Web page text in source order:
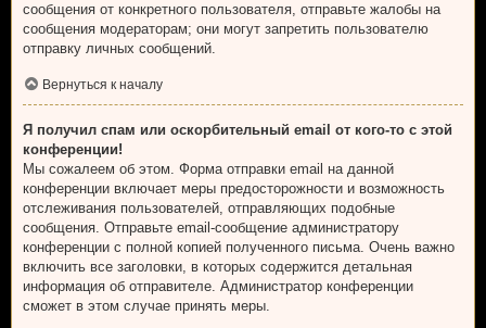
сообщения от конкретного пользователя, отправьте жалобы на
сообщения модераторам; они могут запретить пользователю
отправку личных сообщений.
Вернуться к началу
Я получил спам или оскорбительный email от кого-то с этой
конференции!
Мы сожалеем об этом. Форма отправки email на данной
конференции включает меры предосторожности и возможность
отслеживания пользователей, отправляющих подобные
сообщения. Отправьте email-сообщение администратору
конференции с полной копией полученного письма. Очень важно
включить все заголовки, в которых содержится детальная
информация об отправителе. Администратор конференции
сможет в этом случае принять меры.